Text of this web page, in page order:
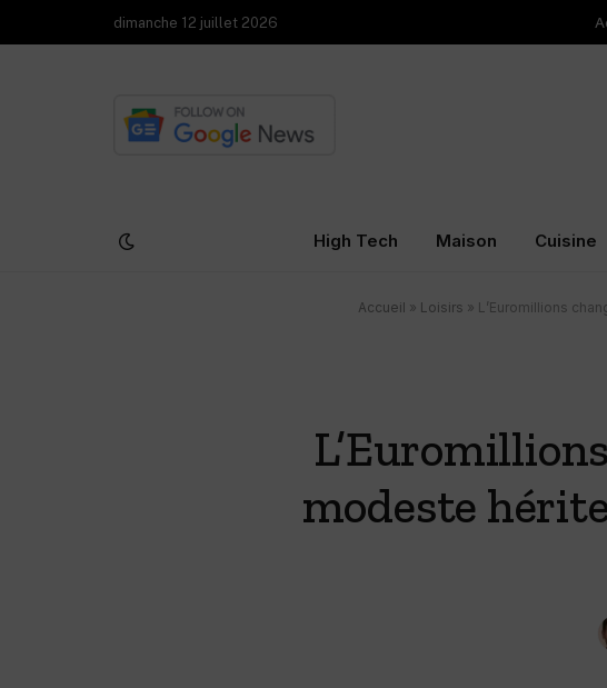
dimanche 12 juillet 2026
High Tech Maison Cuisine
Accueil » Loisirs » L’Euromillions
modeste